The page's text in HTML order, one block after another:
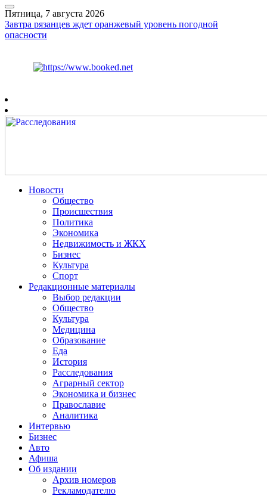
Пятница, 7 августа 2026
Завтра рязанцев ждет оранжевый уровень погодной
опасности
Новости
Общество
Происшествия
Политика
Экономика
Недвижимость и ЖКХ
Бизнес
Культура
Спорт
Редакционные материалы
Выбор редакции
Общество
Культура
Медицина
Образование
Еда
История
Расследования
Аграрный сектор
Экономика и бизнес
Православие
Аналитика
Интервью
Бизнес
Авто
Афиша
Об издании
Архив номеров
Рекламодателю